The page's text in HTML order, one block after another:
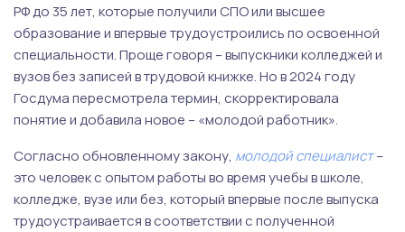
РФ до 35 лет, которые получили СПО или высшее
образование и впервые трудоустроились по освоенной
специальности. Проще говоря – выпускники колледжей и
вузов без записей в трудовой книжке. Но в 2024 году
Госдума пересмотрела термин, скорректировала
понятие и добавила новое – «молодой работник».
Согласно обновленному закону, молодой специалист–
это человек с опытом работы во время учебы в школе,
колледже, вузе или без, который впервые после выпуска
трудоустраивается в соответствии с полученной